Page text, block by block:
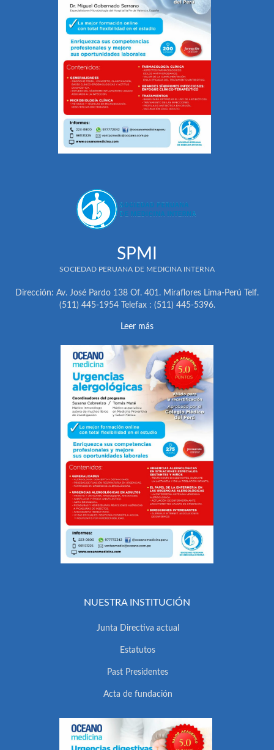
SPMI
SOCIEDAD PERUANA DE MEDICINA INTERNA
Dirección: Av. José Pardo 138 Of. 401. Miraflores Lima-Perú Telf.
(511) 445-1954 Telefax : (511) 445-5396.
Leer más
NUESTRA INSTITUCIÓN
Junta Directiva actual
Estatutos
Past Presidentes
Acta de fundación